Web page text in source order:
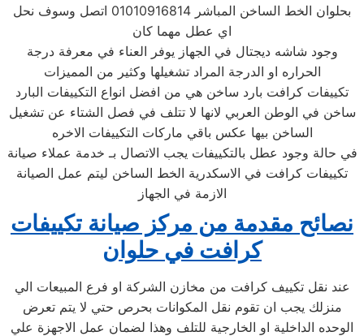
بحلوان الخط الساخن المباشر 01010916814 اتصل وسوف نحل
اي عطل مهما كان
وجود شاشه ديجتال في الجهاز يوفر العناء في معرفة درجة
الحراره او الدرجة المراد تشغيلها وكثير من المميزات
تكييفات كرافت بارد ساخن هي من افضل انواع التكييفات البارد
ساخن في الوطن العربي لانها لا تتلف في فصل الشتاء عن تشغيل
الساخن بيها عكس باقي ماركات التكييفات الاخره
في حالة وجود عطل بالتكييفات يجب الاتصال بـ خدمة عملاء صيانة
تكييفات كرافت في الاسكدرية الخط الساخن ليتم عمل الصيانة
الازمة في الجهاز
نصائح مقدمة من مركز صيانة تكييفات
كرافت في حلوان
عند نقل تكييف كرافت من مخازن الشركة او فرع المبيعات الي
منزلك يجب ان تقوم نقل المكوانات بحرص حتي لا يتم تعرض
الوحده الداخلية او الخارجية للتلف وهذا لضمان عمل الاجهزة علي